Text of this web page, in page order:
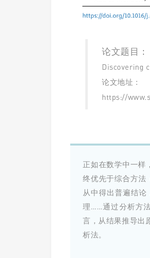
论文题目：
Discovering
论文地址：
https://
正如在数学中一样
终优先于综合方法
从中得出普遍结
理……通过分析方
言，从结果推导出
析法。